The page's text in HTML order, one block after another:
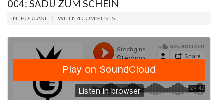
004: SADU ZUM SCHEIN
2018-
22
IN: PODCAST WITH: 4 COMMENTS